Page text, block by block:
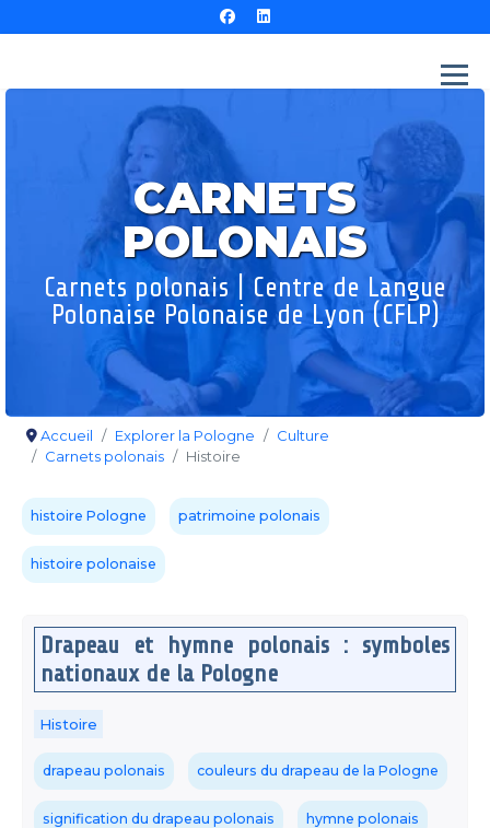
CARNETS
POLONAIS
Carnets polonais | Centre de Langue
Polonaise Polonaise de Lyon (CFLP)
Accueil Explorer la Pologne
Culture
Carnets polonais
Histoire
histoire Pologne patrimoine polonais
histoire polonaise
Drapeau et hymne polonais : symboles
nationaux de la Pologne
Histoire
drapeau polonais couleurs du drapeau de la Pologne
signification du drapeau polonais hymne polonais